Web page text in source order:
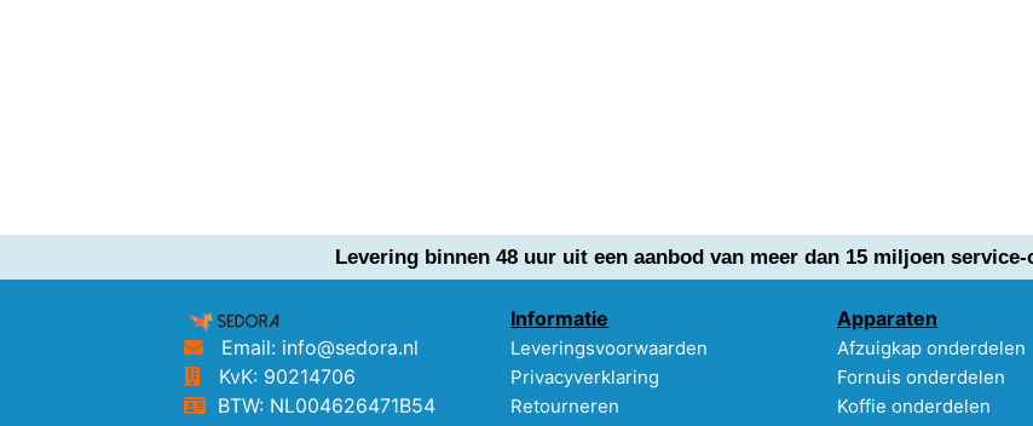
Levering binnen 48 uur uit een aanbod van meer dan 15 miljoen
Email: info@sedora.nl
KvK: 90214706
BTW: NL004626471B54
Informatie
Leveringsvoorwaarden
Privacyverklaring
Retourneren
Apparaten
Afzuigkap onderdelen
Fornuis onderdelen
Koffie onderdelen